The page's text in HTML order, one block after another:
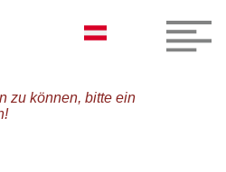
zu können, bitte ein